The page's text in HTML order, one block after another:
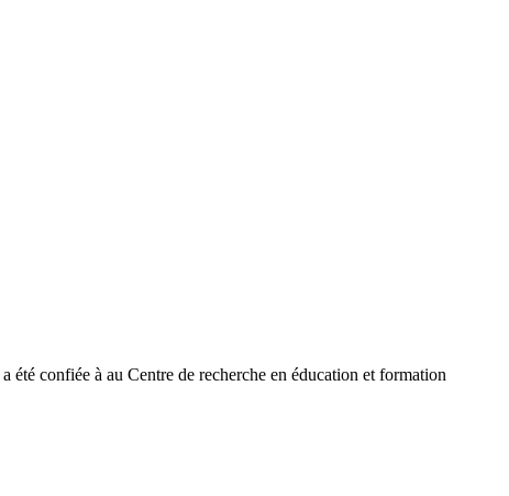
a été confiée à au Centre de recherche en éducation et formation